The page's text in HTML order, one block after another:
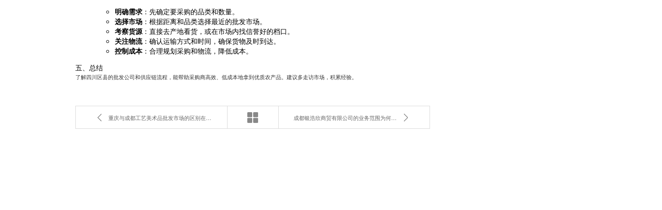
明确需求 ：先确定要采购的品类和数量。
选择市场 ：根据距离和品类选择最近的批发市场。
考察货源 ：直接去产地看货，或在市场内找信誉好的档口。
关注物流：确认运输方式和时间，确保货物及时到达。
控制成本：合理规划采购和物流，降低成本。
五、总结
了解四川区县的批发公司和供应链流程，能帮助采购商高效、低成本地拿到优质农产品。建议多走访市场，积累经验。
重庆与成都工艺美术品批发市场的区别在哪里？ 成都银浩欣商贸有限公司的业务范围为何如此广泛？